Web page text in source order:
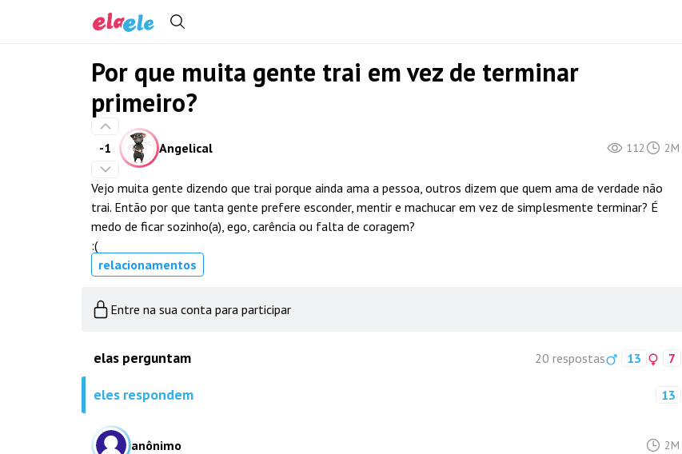
Por que muita gente trai em vez de terminar
primeiro?
-1 Angelical 112 2M
Vejo muita gente dizendo que trai porque ainda ama a pessoa, outros dizem que quem ama de verdade não
trai. Então por que tanta gente prefere esconder, mentir e machucar em vez de simplesmente terminar? É
medo de ficar sozinho(a), ego, carência ou falta de coragem?
:(
relacionamentos
Entre na sua conta para participar
elas perguntam 20 respostas 13 7
eles respondem 13
anônimo 2M